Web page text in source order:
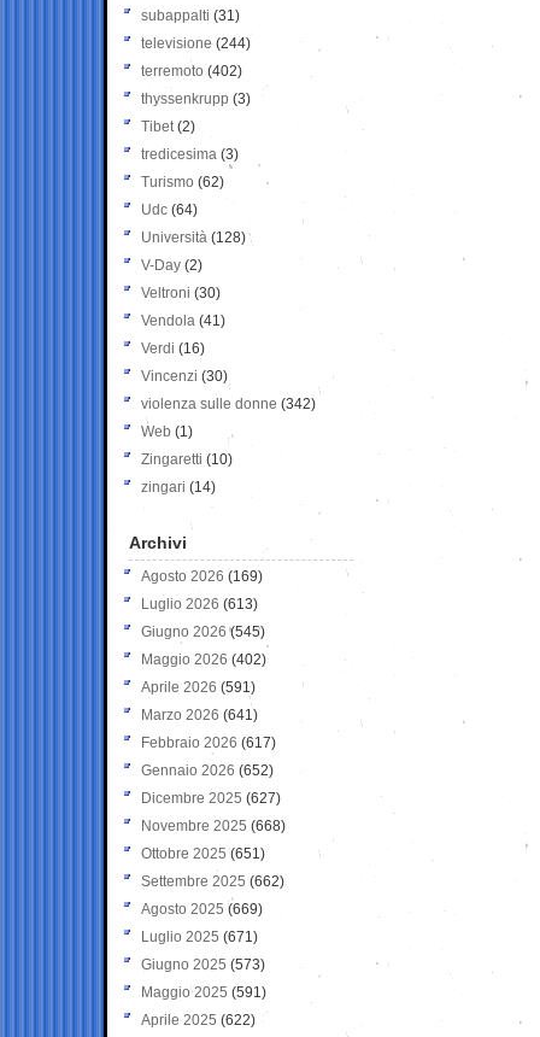
subappalti (31)
televisione(244)
terremoto (402)
thyssenkrupp (3)
Tibet(2)
tredicesima (3)
Turismo (62)
Udc (64)
Università (128)
V-Day (2)
Veltroni (30)
Vendola (41)
Verdi (16)
Vincenzi (30)
violenza sulle donne (342)
Web (1)
Zingaretti (10)
zingari (14)
Archivi
Agosto 2026 (169)
Luglio 2026 (613)
Giugno 2026 (545)
Maggio 2026 (402)
Aprile 2026 (591)
Marzo 2026 (641)
Febbraio 2026 (617)
Gennaio 2026 (652)
Dicembre 2025 (627)
Novembre 2025 (668)
Ottobre 2025 (651)
Settembre 2025 (662)
Agosto 2025 (669)
Luglio 2025 (671)
Giugno 2025 (573)
Maggio 2025 (591)
Aprile 2025 (622)